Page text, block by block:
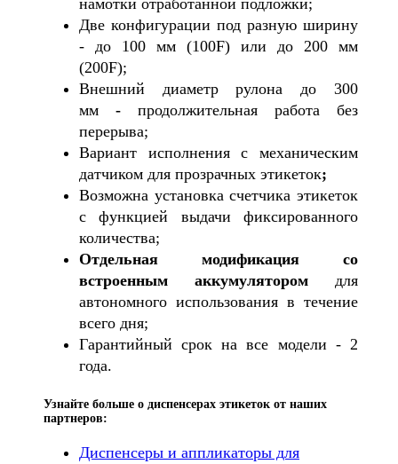
намотки отработанной подложки;
Две конфигурации под разную ширину
- до 100 мм (100F) или до 200 мм
(200F);
Внешний диаметр рулона до 300
мм - продолжительная работа без
перерыва;
Вариант исполнения с механическим
датчиком для прозрачных этикеток;
Возможна установка счетчика этикеток
с функцией выдачи фиксированного
количества;
Отдельная модификация со
встроенным аккумулятором для
автономного использования в течение
всего дня;
Гарантийный срок на все модели - 2
года.
Узнайте больше о диспенсерах этикеток от наших
партнеров:
Диспенсеры и аппликаторы для